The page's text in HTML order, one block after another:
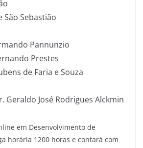
São Sebastião
Pannunzio
Prestes
de Faria e Souza
Geraldo José Rodrigues Alckmin
em Desenvolvimento de
horária 1200 horas e contará com